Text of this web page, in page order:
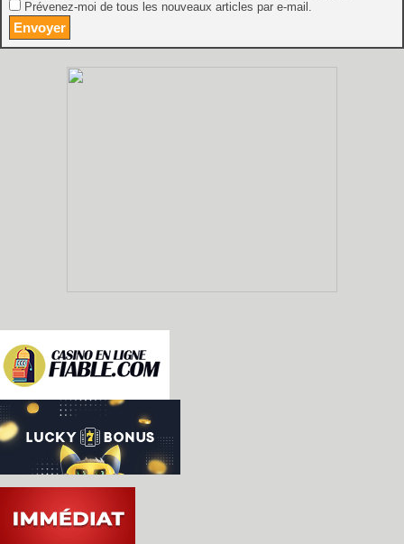
Prévenez-moi de tous les nouveaux articles par e-mail.